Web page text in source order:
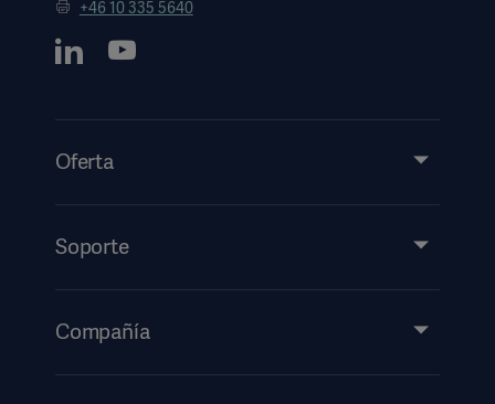
+46 10 335 5640
Oferta
Servicios
Soporte
Eventos
Compañía